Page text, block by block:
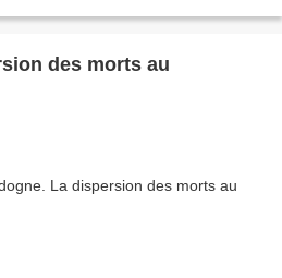
des morts au